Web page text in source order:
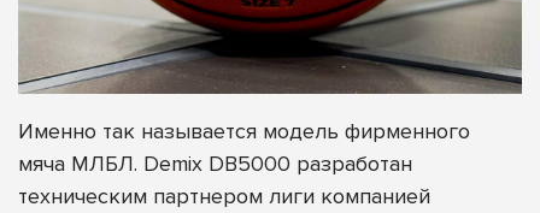
Именно так называется модель фирменного
мяча МЛБЛ. Demix DB5000 разработан
техническим партнером лиги компанией